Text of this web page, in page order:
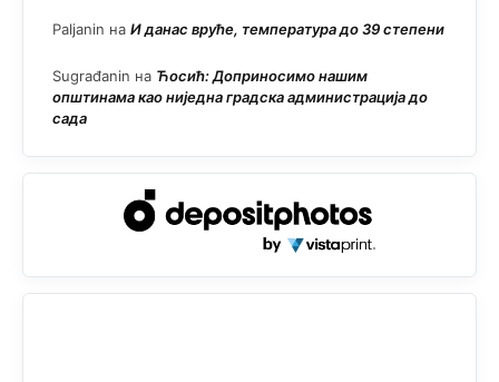
Paljanin на И данас вруће, температура до 39 степени
Sugrađanin на Ћосић: Доприносимо нашим
општинама као ниједна градска администрација до
сада